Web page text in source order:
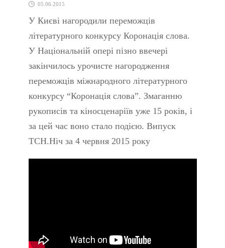
05.06.2015
У Києві нагородили переможців
літературного конкурсу Коронація слова.
У Національній опері пізно ввечері
закінчилось урочисте нагородження
переможців міжнародного літературного
конкурсу “Коронація слова”. Змаганню
рукописів та кіносценаріїв уже 15 років, і
за цей час воно стало подією. Випуск
ТСН.Ніч за 4 червня 2015 року